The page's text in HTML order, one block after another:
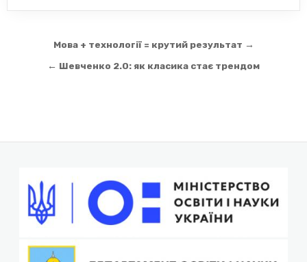
Навігація
записів
Мова + технології = крутий результат →
← Шевченко 2.0: як класика стає трендом